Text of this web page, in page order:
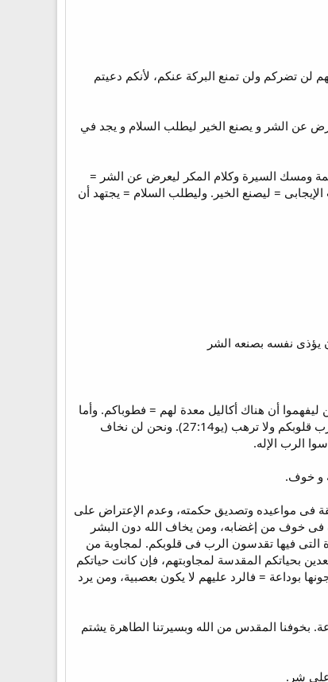
لن تضركم ولن تمنع البركة عنكم، لأنكم دعيتم
ليعرض عن الشر و يصنع الخير ليطلب السلام و يجد في
ومسك السيرة وكلام المكر ليعرض عن الشر =
= ليصنع الخير. وليطلب السلام = يجتهد أن
يؤذى نفسه بصنعه الشر
أن هناك أكاليل معدة لهم = فطوباكم. وأما
خوفهم فلا تخافوه = هذا صدى لتعاليم المسيح " لا تخافوا من الذين يقتلون الجسد (لو4:12) + (مت28:10) ولا تضطرب قلوبكم ولا ترهب (يو27:14). ونحن لن نخاف
من البشر، وبالثقة فى مواعيده وتصديق حكمته، وعدم الإعتراض على
فى خوف من إغضابه، ومن يخاف الله دون البشر
التى فيها تقدسون الرب فى قلوبكم. لمجاوبة من
بحياتكم المقدسة لمجاوبتهم، فإن كانت حياتكم
بوداعة = فالرد عليهم لا يكون بعصبية، ومن يرد
المقدس من الله وبسيرتنا الطاهرة يشتم